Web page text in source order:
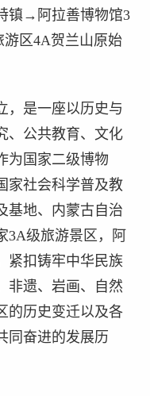
镇→阿拉善博物馆3
区4A贺兰山原始
，是一座以历史与
、公共教育、文化
为国家二级博物
家社会科学普及教
基地、内蒙古自治
3A级旅游景区，阿
紧扣铸牢中华民族
非遗、岩画、自然
的历史变迁以及各
同奋进的发展历